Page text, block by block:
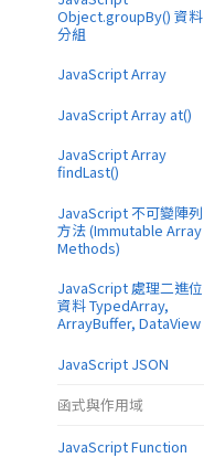
Object.groupBy() 資料
分組
JavaScript Array
JavaScript Array at()
JavaScript Array
findLast()
JavaScript 不可變陣列
方法 (Immutable Array
Methods)
JavaScript 處理二進位
資料 TypedArray,
ArrayBuffer, DataView
JavaScript JSON
函式與作用域
JavaScript Function